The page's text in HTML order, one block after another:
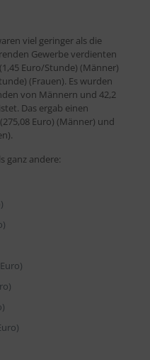
viel geringer als die
Gewerbe verdienten
Euro/Stunde) (Männer)
(Frauen). Es wurden
von Männern und 42,2
Das ergab einen
Euro) (Männer) und
ganz andere: